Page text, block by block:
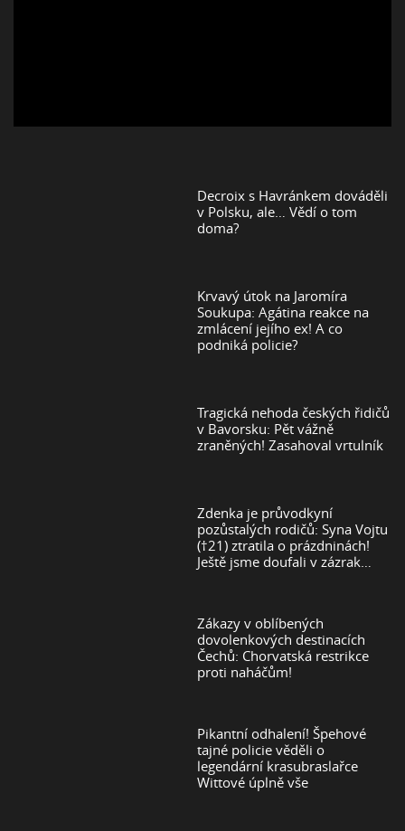
Decroix s Havránkem dováděli
v Polsku, ale… Vědí o tom
doma?
Krvavý útok na Jaromíra
Soukupa: Agátina reakce na
zmlácení jejího ex! A co
podniká policie?
Tragická nehoda českých řidičů
v Bavorsku: Pět vážně
zraněných! Zasahoval vrtulník
Zdenka je průvodkyní
pozůstalých rodičů: Syna Vojtu
(†21) ztratila o prázdninách!
Ještě jsme doufali v zázrak…
Zákazy v oblíbených
dovolenkových destinacích
Čechů: Chorvatská restrikce
proti naháčům!
Pikantní odhalení! Špehové
tajné policie věděli o
legendární krasubraslařce
Wittové úplně vše